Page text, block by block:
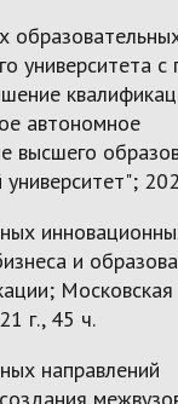
университета
автономное
высшего
и
г., 45 ч.
направлений